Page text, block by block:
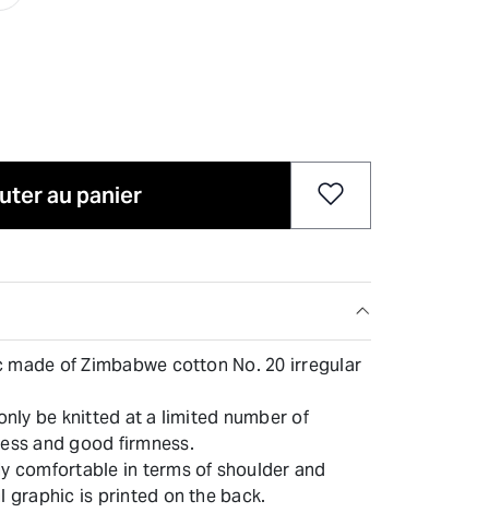
au panier
made of Zimbabwe cotton No. 20 irregular
be knitted at a limited number of
and good firmness.
comfortable in terms of shoulder and
graphic is printed on the back.